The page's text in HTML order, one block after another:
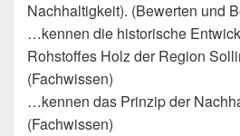
Nachhaltigkeit). (Bewerten und
…kennen die historische
Rohstoffes Holz der Region
(Fachwissen)
…kennen das Prinzip der
(Fachwissen)